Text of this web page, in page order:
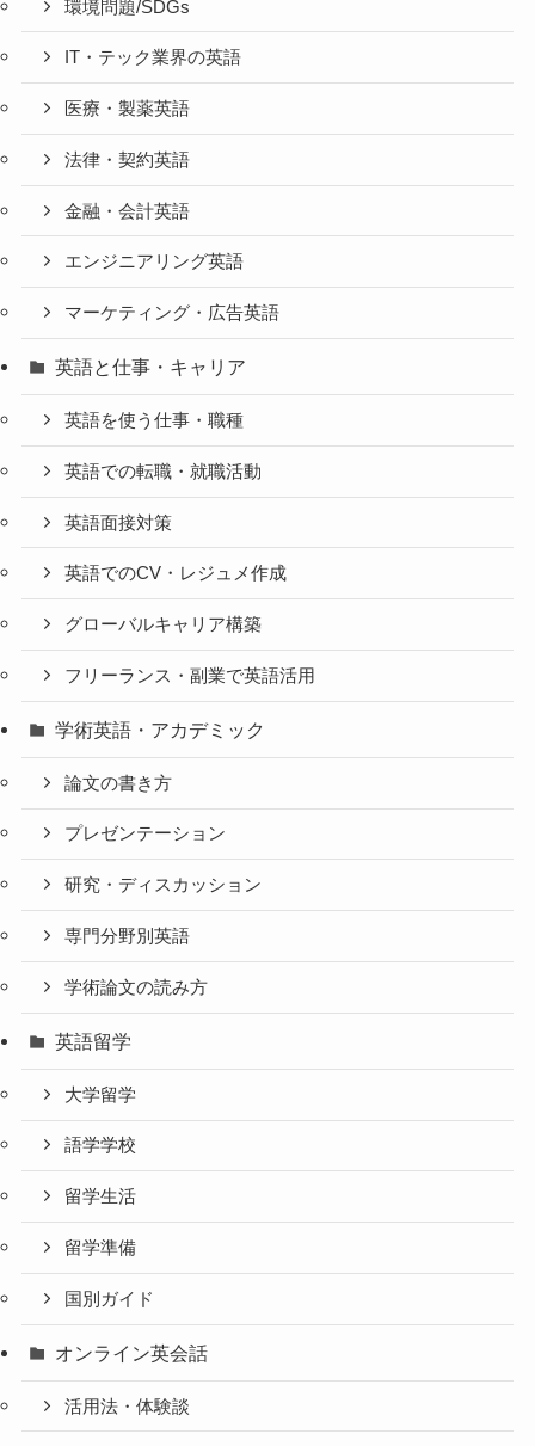
環境問題/SDGs
IT・テック業界の英語
医療・製薬英語
法律・契約英語
金融・会計英語
エンジニアリング英語
マーケティング・広告英語
英語と仕事・キャリア
英語を使う仕事・職種
英語での転職・就職活動
英語面接対策
英語でのCV・レジュメ作成
グローバルキャリア構築
フリーランス・副業で英語活用
学術英語・アカデミック
論文の書き方
プレゼンテーション
研究・ディスカッション
専門分野別英語
学術論文の読み方
英語留学
大学留学
語学学校
留学生活
留学準備
国別ガイド
オンライン英会話
活用法・体験談